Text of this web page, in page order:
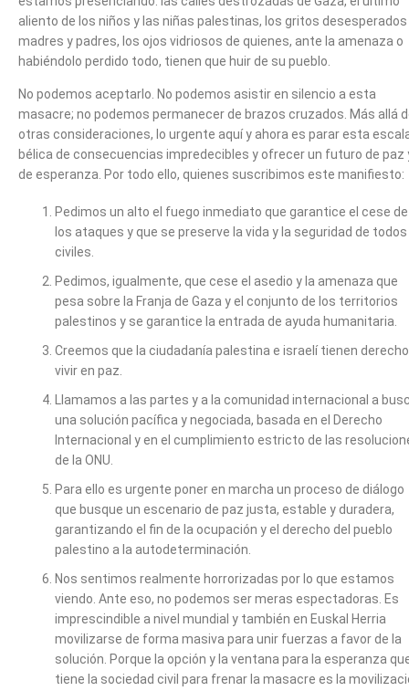
aliento de los niños y las niñas palestinas, los gritos desesperados
madres y padres, los ojos vidriosos de quienes, ante la amenaza o
habiéndolo perdido todo, tienen que huir de su pueblo.
No podemos aceptarlo. No podemos asistir en silencio a esta
masacre; no podemos permanecer de brazos cruzados. Más allá
otras consideraciones, lo urgente aquí y ahora es parar esta
bélica de consecuencias impredecibles y ofrecer un futuro de paz
de esperanza. Por todo ello, quienes suscribimos este manifiesto:
Pedimos un alto el fuego inmediato que garantice el cese de
los ataques y que se preserve la vida y la seguridad de
civiles.
Pedimos, igualmente, que cese el asedio y la amenaza que
pesa sobre la Franja de Gaza y el conjunto de los territorios
palestinos y se garantice la entrada de ayuda humanitaria.
Creemos que la ciudadanía palestina e israelí tienen
vivir en paz.
Llamamos a las partes y a la comunidad internacional a
una solución pacífica y negociada, basada en el Derecho
Internacional y en el cumplimiento estricto de las
de la ONU.
Para ello es urgente poner en marcha un proceso de diálogo
que busque un escenario de paz justa, estable y duradera,
garantizando el fin de la ocupación y el derecho del pueblo
palestino a la autodeterminación.
Nos sentimos realmente horrorizadas por lo que estamos
viendo. Ante eso, no podemos ser meras espectadoras. Es
imprescindible a nivel mundial y también en Euskal Herria
movilizarse de forma masiva para unir fuerzas a favor de la
solución. Porque la opción y la ventana para la esperanza
tiene la sociedad civil para frenar la masacre es la